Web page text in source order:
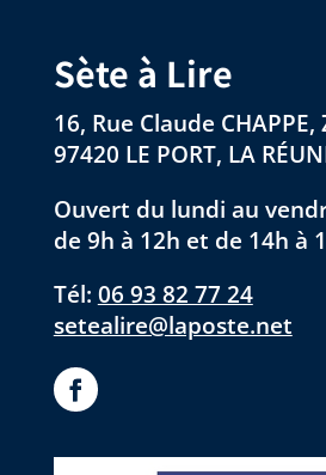
Sète à Lire
16, Rue Claude CHAPPE,
97420 LE PORT, LA
Ouvert du lundi au
de 9h à 12h et de 14h à
Tél: 06 93 82 77 24
setealire@laposte.net